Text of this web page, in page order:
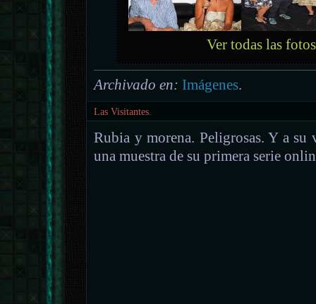
Ver todas las
Archivado en: Imágenes.
Las Visitantes.
Rubia y morena. Peligrosas. Y a su
una muestra de su primera serie